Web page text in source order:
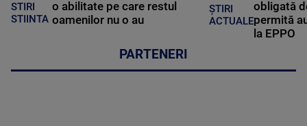
STIRI
STIINTA
o abilitate pe care restul
oamenilor nu o au
ȘTIRI
ACTUALE
obligată
permită
la EPPO
PARTENERI